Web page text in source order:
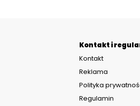
Kontakt i
Kontakt
Reklama
Polityka
Regulamin